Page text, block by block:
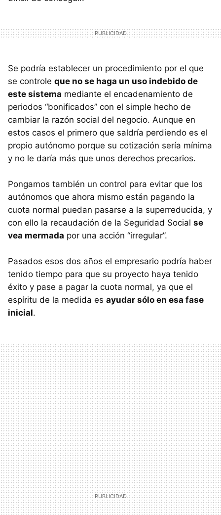
Se podría establecer un procedimiento por el que
se controle que no se haga un uso indebido de
este sistema mediante el encadenamiento de
periodos “bonificados” con el simple hecho de
cambiar la razón social del negocio. Aunque en
estos casos el primero que saldría perdiendo es el
propio autónomo porque su cotización sería mínima
y no le daría más que unos derechos precarios.
Pongamos también un control para evitar que los
autónomos que ahora mismo están pagando la
cuota normal puedan pasarse a la superreducida, y
con ello la recaudación de la Seguridad Social se
vea mermada por una acción “irregular”.
Pasados esos dos años el empresario podría haber
tenido tiempo para que su proyecto haya tenido
éxito y pase a pagar la cuota normal, ya que el
espíritu de la medida es ayudar sólo en esa fase
inicial.